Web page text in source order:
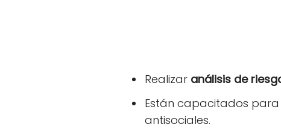
Realizar análisis de
Están capacitados
antisociales.